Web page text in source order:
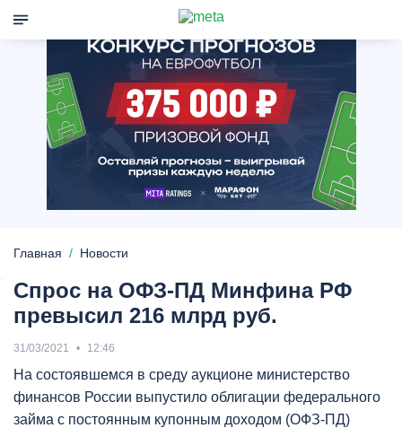
Главная Новости
Спрос на ОФЗ-ПД Минфина РФ
превысил 216 млрд руб.
31/03/2021 12:46
На состоявшемся в среду аукционе министерство
финансов России выпустило облигации федерального
займа с постоянным купонным доходом (ОФЗ-ПД)